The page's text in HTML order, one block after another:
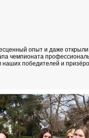
опыт и даже
чемпионата
наших победителей и